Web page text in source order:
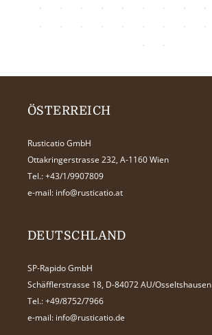
ÖSTERREICH
Rusticatio GmbH
Ottakringerstrasse 232, A-1160 Wien
Tel.: +43/1/9907809
e-mail: info@rusticatio.at
DEUTSCHLAND
SP-Rapido GmbH
Schäfflerstrasse 18, D-84072 AU/Osseltshausen
Tel.: +49/8752/7966
e-mail: info@rusticatio.de